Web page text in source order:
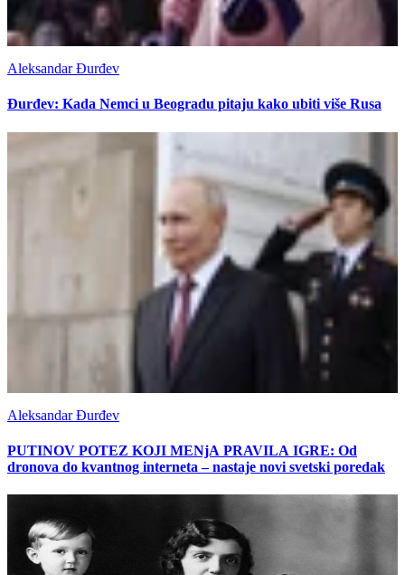
Aleksandar Đurđev
Đurđev: Kada Nemci u Beogradu pitaju kako ubiti više Rusa
Aleksandar Đurđev
PUTINOV POTEZ KOJI MENjA PRAVILA IGRE: Od
dronova do kvantnog interneta – nastaje novi svetski poredak